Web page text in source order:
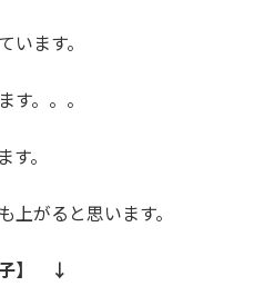
ます。
。。。
。
がると思います。
子】 ↓